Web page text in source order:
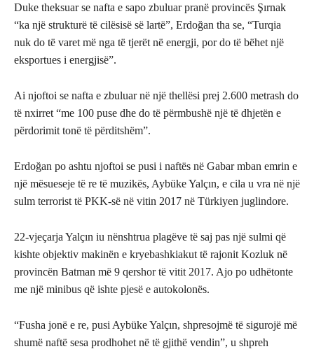
Duke theksuar se nafta e sapo zbuluar pranë provincës Şırnak
“ka një strukturë të cilësisë së lartë”, Erdoğan tha se, “Turqia
nuk do të varet më nga të tjerët në energji, por do të bëhet një
eksportues i energjisë”.
Ai njoftoi se nafta e zbuluar në një thellësi prej 2.600 metrash do
të nxirret “me 100 puse dhe do të përmbushë një të dhjetën e
përdorimit tonë të përditshëm”.
Erdoğan po ashtu njoftoi se pusi i naftës në Gabar mban emrin e
një mësueseje të re të muzikës, Aybüke Yalçın, e cila u vra në një
sulm terrorist të PKK-së në vitin 2017 në Türkiyen juglindore.
22-vjeçarja Yalçın iu nënshtrua plagëve të saj pas një sulmi që
kishte objektiv makinën e kryebashkiakut të rajonit Kozluk në
provincën Batman më 9 qershor të vitit 2017. Ajo po udhëtonte
me një minibus që ishte pjesë e autokolonës.
“Fusha jonë e re, pusi Aybüke Yalçın, shpresojmë të sigurojë më
shumë naftë sesa prodhohet në të gjithë vendin”, u shpreh